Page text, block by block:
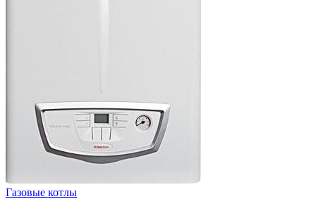
Газовые котлы